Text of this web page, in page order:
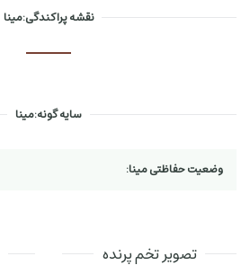
نقشه پراکندگی:مینا
سایه گونه:مینا
وضعیت حفاظتی مینا:
تصویر تخم پرنده